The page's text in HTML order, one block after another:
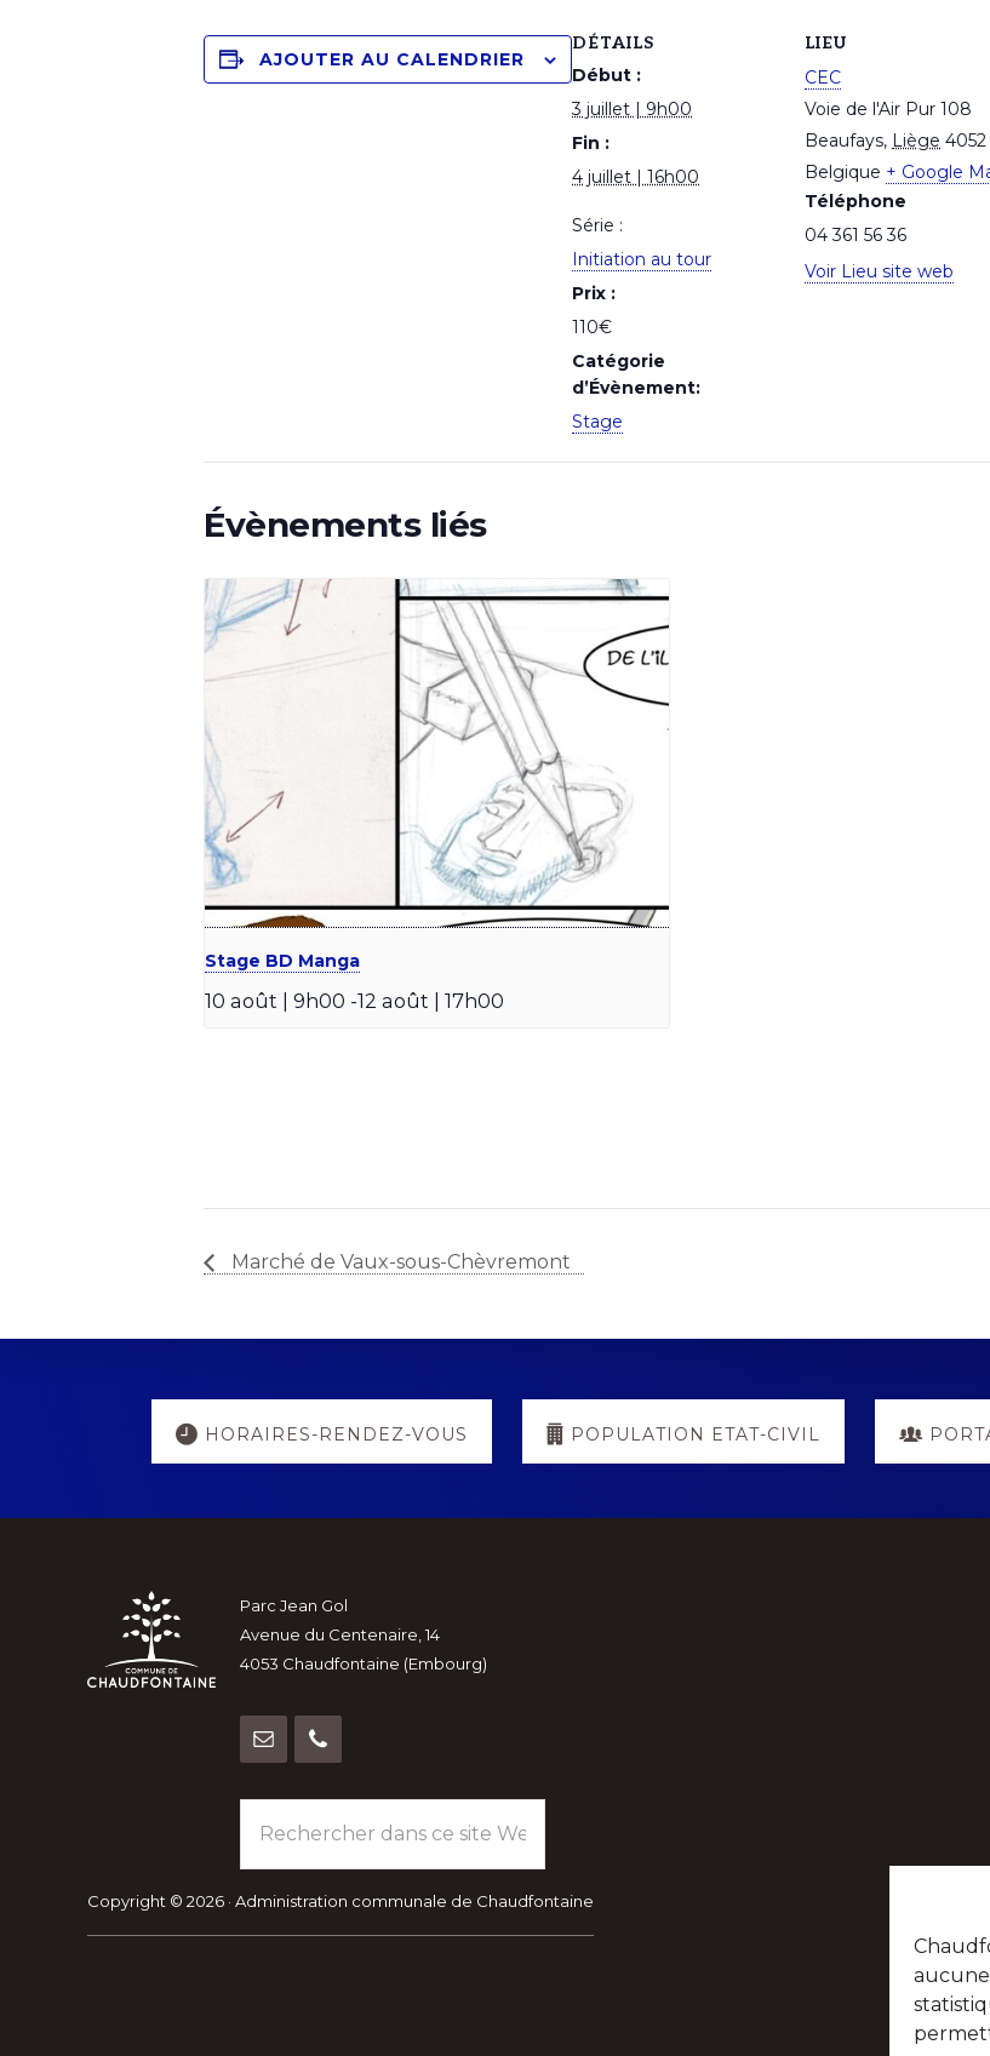
aucune
AJOUTER AU CALENDRIER
DÉTAILS
Début :
3 juillet | 9h00
Fin :
4 juillet | 16h00
Série :
Initiation au tour
Prix :
110€
Catégorie
d’Évènement:
Stage
LIEU
CEC
Voie de l'Air Pur 108
Beaufays, Liège 4052
Belgique + Google
Téléphone
04 361 56 36
Voir Lieu site web
Évènements liés
Stage BD Manga
10 août | 9h00 -12 août | 17h00
Marché de Vaux-sous-Chèvremont
Explore
more
HORAIRES-RENDEZ-VOUS POPULATION ETAT-CIVIL
Footer
Parc Jean Gol
Avenue du Centenaire, 14
4053 Chaudfontaine (Embourg)
dans
ce
site
Copyright © 2026 · Administration communale de Chaudfontaine